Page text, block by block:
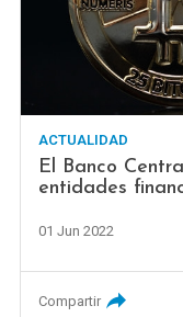
ACTUALIDAD
El Banco
entidades
01 Jun 2022
Compartir